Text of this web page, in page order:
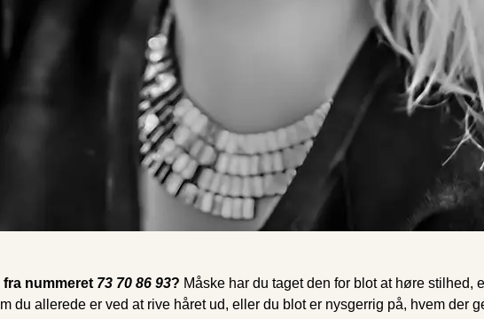
fra nummeret 73 70 86 93? Måske har du taget den for blot at høre
du allerede er ved at rive håret ud, eller du blot er nysgerrig på, hvem der